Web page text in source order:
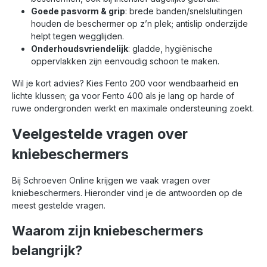
Goede pasvorm & grip: brede banden/snelsluitingen
houden de beschermer op z’n plek; antislip onderzijde
helpt tegen wegglijden.
Onderhoudsvriendelijk: gladde, hygiënische
oppervlakken zijn eenvoudig schoon te maken.
Wil je kort advies? Kies Fento 200 voor wendbaarheid en
lichte klussen; ga voor Fento 400 als je lang op harde of
ruwe ondergronden werkt en maximale ondersteuning zoekt.
Veelgestelde vragen over
kniebeschermers
Bij Schroeven Online krijgen we vaak vragen over
kniebeschermers. Hieronder vind je de antwoorden op de
meest gestelde vragen.
Waarom zijn kniebeschermers
belangrijk?